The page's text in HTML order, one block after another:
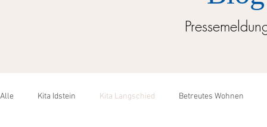
Alle Kita Idstein Kita Langschied Betreutes Wohnen